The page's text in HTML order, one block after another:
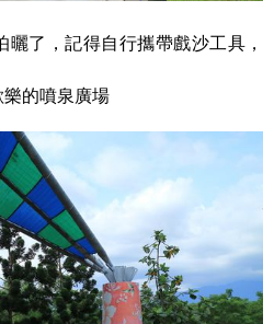
了，記得自行攜帶戲沙工具，
的噴泉廣場